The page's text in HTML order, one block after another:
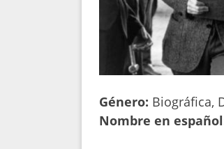
Género: Biográfica,
Nombre en